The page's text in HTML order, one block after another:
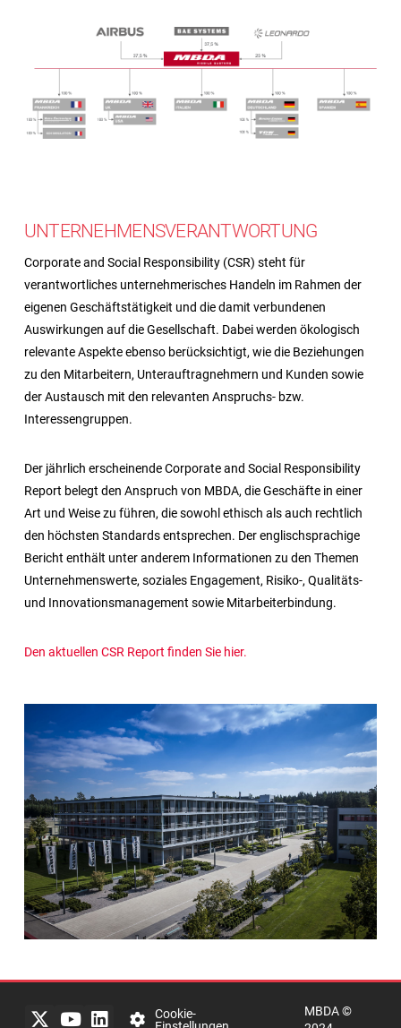
UNTERNEHMENS­VERANTWORTUNG
Corporate and Social Responsibility (CSR) steht für
verantwortliches unternehmerisches Handeln im Rahmen der
eigenen Geschäftstätigkeit und die damit verbundenen
Auswirkungen auf die Gesellschaft. Dabei werden ökologisch
relevante Aspekte ebenso berücksichtigt, wie die Beziehungen
zu den Mitarbeitern, Unterauftragnehmern und Kunden sowie
der Austausch mit den relevanten Anspruchs- bzw.
Interessengruppen.
Der jährlich erscheinende Corporate and Social Responsibility
Report belegt den Anspruch von MBDA, die Geschäfte in einer
Art und Weise zu führen, die sowohl ethisch als auch rechtlich
den höchsten Standards entsprechen. Der englischsprachige
Bericht enthält unter anderem Informationen zu den Themen
Unternehmenswerte, soziales Engagement, Risiko-, Qualitäts-
und Innovationsmanagement sowie Mitarbeiterbindung.
Den aktuellen CSR Report finden Sie hier.
Impressum
Datenschutzerklärung
Cookie-
MBDA ©